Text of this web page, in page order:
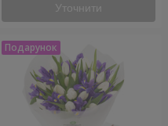
Уточнити